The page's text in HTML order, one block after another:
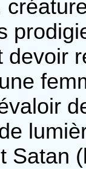
devoir
Satan